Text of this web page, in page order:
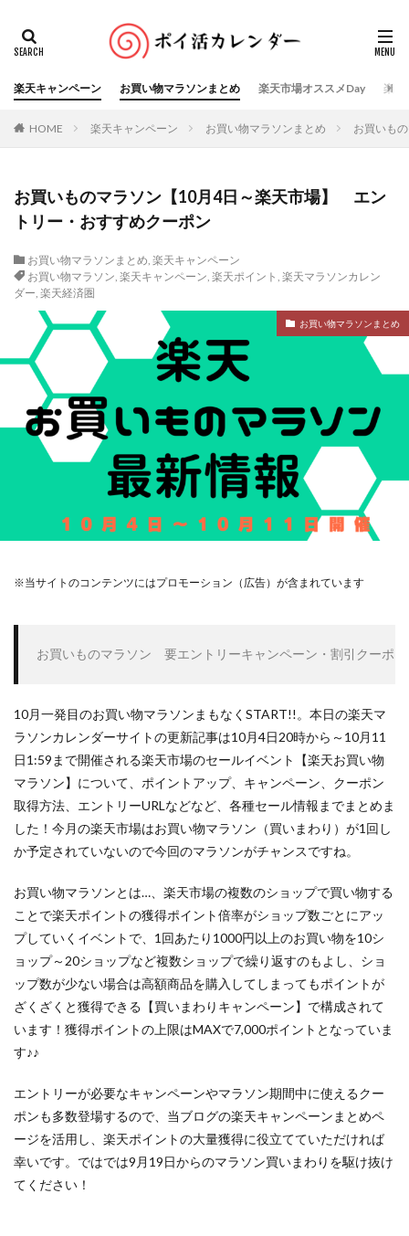
楽天キャンペーン お買い物マラソンまとめ 楽天市場オススメDay 楽天
HOME 楽天キャンペーン お買い物マラソンまとめ お買いも
お買いものマラソン【10月4日～楽天市場】 エン
トリー・おすすめクーポン
お買い物マラソンまとめ, 楽天キャンペーン
お買い物マラソン, 楽天キャンペーン, 楽天ポイント , 楽天マラソンカレン
ダー, 楽天経済圏
お買い物マラソンまとめ
※当サイトのコンテンツにはプロモーション（広告）が含まれています
お買いものマラソン　要エントリーキャンペーン・割引クーポ
10月一発目のお買い物マラソンまもなくSTART!!。本日の楽天マ
ラソンカレンダーサイトの更新記事は10月4日20時から～10月11
日1:59まで開催される楽天市場のセールイベント【楽天お買い物
マラソン】について、ポイントアップ、キャンペーン、クーポン
取得方法、エントリーURLなどなど、各種セール情報までまとめま
した！今月の楽天市場はお買い物マラソン（買いまわり）が1回し
か予定されていないので今回のマラソンがチャンスですね。
お買い物マラソンとは…、楽天市場の複数のショップで買い物する
ことで楽天ポイントの獲得ポイント倍率がショップ数ごとにアッ
プしていくイベントで、1回あたり1000円以上のお買い物を10シ
ョップ～20ショップなど複数ショップで繰り返すのもよし、ショ
ップ数が少ない場合は高額商品を購入してしまってもポイントが
ざくざくと獲得できる【買いまわりキャンペーン】で構成されて
います！獲得ポイントの上限はMAXで7,000ポイントとなっていま
す♪♪
エントリーが必要なキャンペーンやマラソン期間中に使えるクー
ポンも多数登場するので、当ブログの楽天キャンペーンまとめペ
ージを活用し、楽天ポイントの大量獲得に役立てていただければ
幸いです。ではでは9月19日からのマラソン買いまわりを駆け抜け
てください！